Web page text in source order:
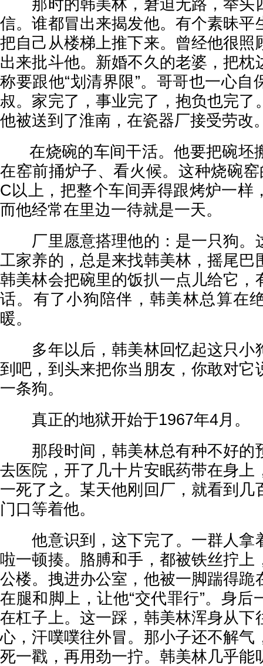
那时的韩美林，窘迫无路，举头
信。谁都冒出来揭发他。有个素昧平
把自己从楼梯上推下来。曾经他很照
出来批斗他。新婚不久的老婆，把枕
称要跟他“划清界限”。哥哥也一心自
叔。家完了，事业完了，抱负也完了
他被送到了淮南，在瓷器厂接受劳改
在烧碗的车间干活。他要把碗坯
在窑前捅炉子、看火候。这种烧碗
C以上，把整个车间弄得跟烤炉一样
而他经常在里边一待就是一天。
厂里愿意搭理他的：是一只狗。
工家养的，总是来找韩美林，摇尾巴
韩美林会把碗里的饭扒一点儿给它，
话。有了小狗陪伴，韩美林总算在
暖。
多年以后，韩美林回忆起这只小
到吧，到头来把你当朋友，你敢对它
一条狗。
真正的地狱开始于1967年4月。
那段时间，韩美林总有种不好的
去医院，开了几十片安眠药带在身上
一死了之。某天他刚回厂，就看到几
门口等着他。
他意识到，这下完了。一群人拿
啦一顿揍。胳膊和手，都被铁丝拧上
公楼。拽进办公室，他被一脚踹得跪
在腿和脚上，让他“交代罪行”。身后
在杠子上。这一踩，韩美林浑身从下
心，汗噗噗往外冒。那小子还不解气
死一戳，再用劲一拧。韩美林几乎能